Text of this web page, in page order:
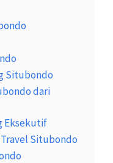
Situbondo
dari
Eksekutif
Situbondo